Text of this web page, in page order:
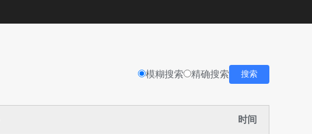
模糊搜索 精确搜索
搜索
时间